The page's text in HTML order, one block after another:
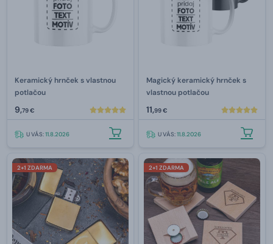
Keramický hrnček s vlastnou
potlačou
9,79 €
U VÁS:11.8.2026
Magický keramický hrnček s
vlastnou potlačou
11,99 €
U VÁS:11.8.2026
2+1 ZDARMA 2+1 ZDARMA